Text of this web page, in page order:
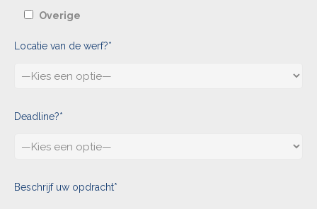
Overige
Locatie van de werf?*
Deadline?*
Beschrijf uw opdracht*